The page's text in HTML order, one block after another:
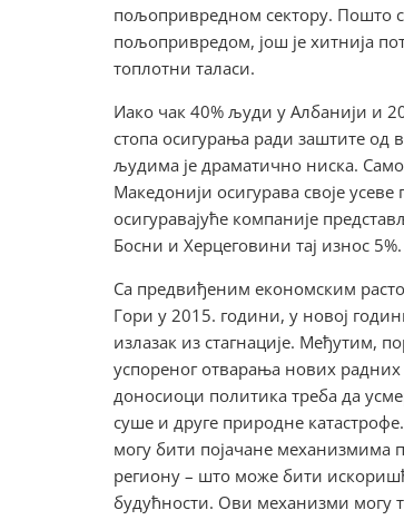
пољопривредном сектору. Пошто
пољопривредом, још је хитнија
топлотни таласи.
Иако чак 40% људи у Албанији и
стопа осигурања ради заштите
људима је драматично ниска.
Македонији осигурава своје
осигуравајуће компаније
Босни и Херцеговини тај износ 5%.
Са предвиђеним економским
Гори у 2015. години, у новој
излазак из стагнације. Међутим,
успореног отварања нових
доносиоци политика треба да
суше и друге природне
могу бити појачане механизмима
региону – што може бити
будућности. Ови механизми могу